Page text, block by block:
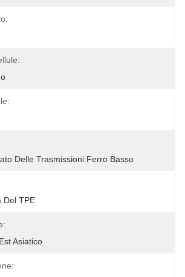
Delle Trasmissioni Ferro Basso
Del TPE
Asiatico